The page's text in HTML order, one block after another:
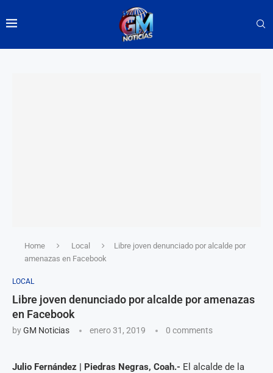
Home Local
Libre joven denunciado por alcalde por
amenazas en Facebook
LOCAL
Libre joven denunciado por alcalde por amenazas
en Facebook
byGM Noticias enero 31, 2019 0 comments
Julio Fernández | Piedras Negras, Coah.- El alcalde de la